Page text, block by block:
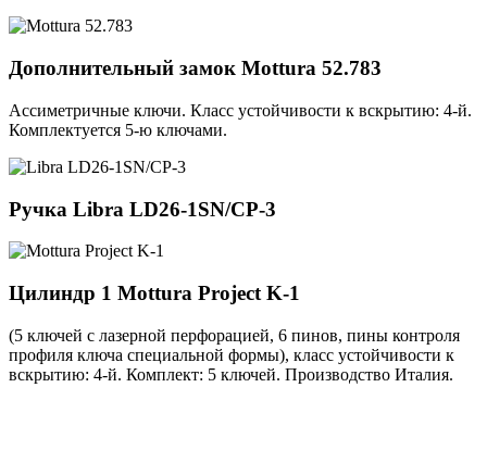
Дополнительный замок Mottura 52.783
Ассиметричные ключи. Класс устойчивости к вскрытию: 4-й.
Комплектуется 5-ю ключами.
Ручка Libra LD26-1SN/CP-3
Цилиндр 1 Mottura Project K-1
(5 ключей с лазерной перфорацией, 6 пинов, пины контроля
профиля ключа специальной формы), класс устойчивости к
вскрытию: 4-й. Комплект: 5 ключей. Производство Италия.